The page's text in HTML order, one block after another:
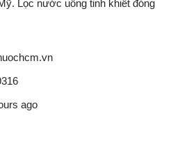
Lọc nước uống tinh khiết đóng
ago